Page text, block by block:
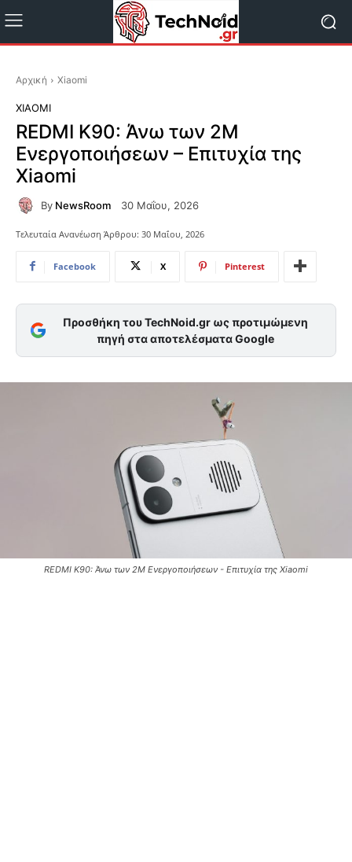
Αρχική Xiaomi
XIAOMI
REDMI K90: Άνω των 2M
Ενεργοποιήσεων – Επιτυχία της
Xiaomi
By NewsRoom 30 Μαΐου, 2026
Τελευταία Ανανέωση Άρθρου: 30 Μαΐου, 2026
Facebook X Pinterest
Προσθήκη του TechNoid.gr ως προτιμώμενη
πηγή στα αποτελέσματα Google
REDMI K90: Άνω των 2M Ενεργοποιήσεων - Επιτυχία της Xiaomi